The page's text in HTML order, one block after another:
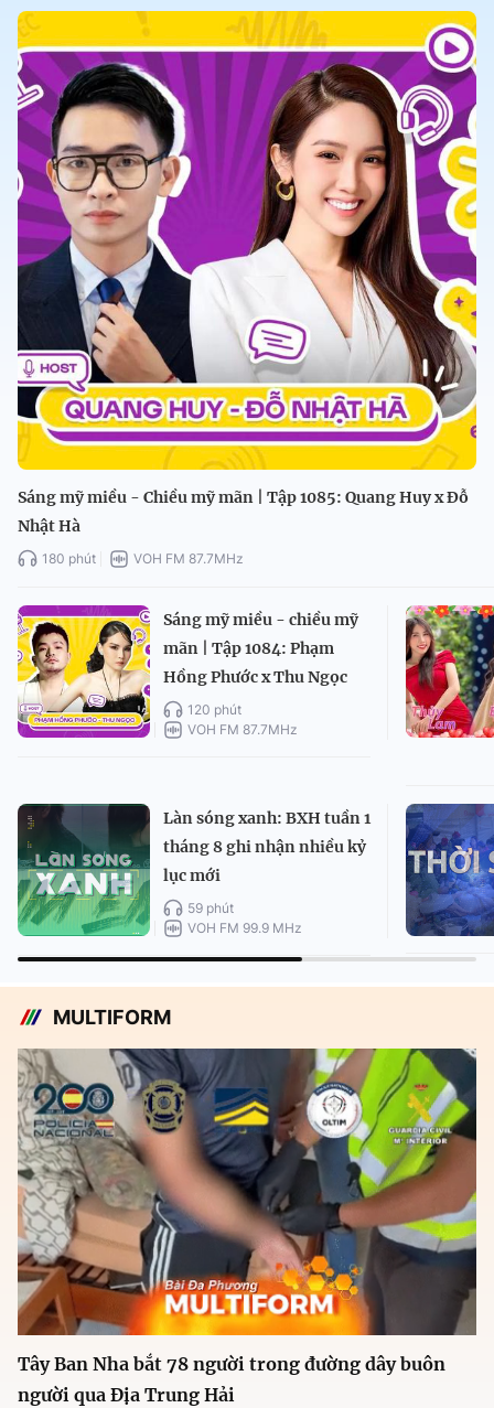
Sáng mỹ miều - Chiều mỹ mãn | Tập 1085: Quang Huy x Đỗ
Nhật Hà
180 phút VOH FM 87.7MHz
Sáng mỹ miều - chiều mỹ
mãn | Tập 1084: Phạm
Hồng Phước x Thu Ngọc
120 phút
VOH FM 87.7MHz
Làn sóng xanh: BXH tuần 1
tháng 8 ghi nhận nhiều kỷ
lục mới
59 phút
VOH FM 99.9 MHz
MULTIFORM
Tây Ban Nha bắt 78 người trong đường dây buôn
người qua Địa Trung Hải